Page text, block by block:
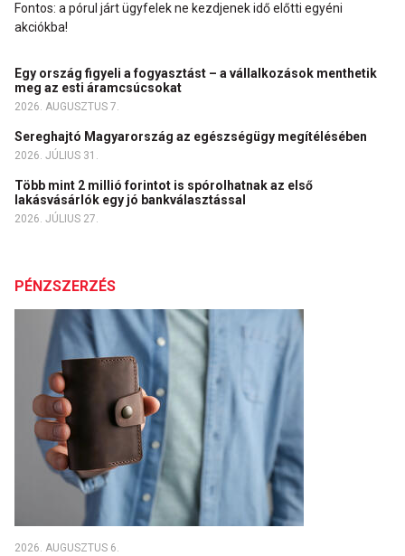
Fontos: a pórul járt ügyfelek ne kezdjenek idő előtti egyéni
akciókba!
Egy ország figyeli a fogyasztást – a vállalkozások menthetik
meg az esti áramcsúcsokat
2026. AUGUSZTUS 7.
Sereghajtó Magyarország az egészségügy megítélésében
2026. JÚLIUS 31.
Több mint 2 millió forintot is spórolhatnak az első
lakásvásárlók egy jó bankválasztással
2026. JÚLIUS 27.
PÉNZSZERZÉS
2026. AUGUSZTUS 6.